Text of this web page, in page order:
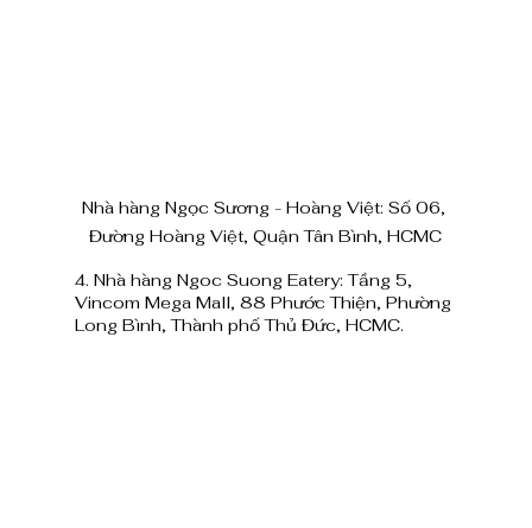
Nhà hàng Ngọc Sương - Hoàng Việt: Số 06,
Đường Hoàng Việt, Quận Tân Bình, HCMC
4. Nhà hàng Ngoc Suong Eatery: Tầng 5,
Vincom Mega Mall, 88 Phước Thiện, Phường
Long Bình, Thành phố Thủ Đức, HCMC.